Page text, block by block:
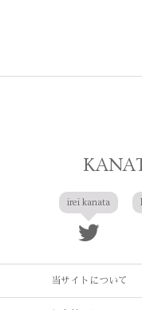
irei kanata
当サイトについて